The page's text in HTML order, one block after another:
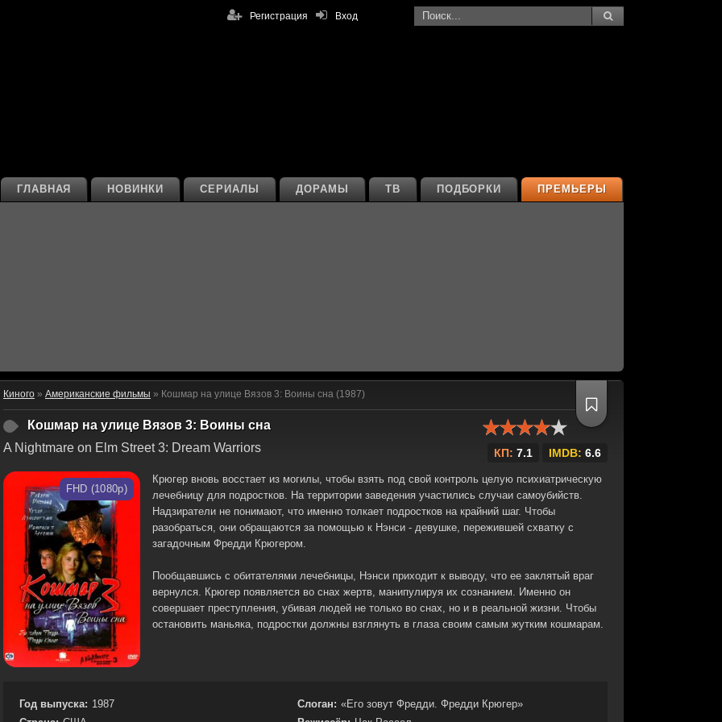
Вход
Регистрация
ПРЕМЬЕРЫ
ПОДБОРКИ
ТВ
ДОРАМЫ
СЕРИАЛЫ
НОВИНКИ
ГЛАВНАЯ
Киного » Американские фильмы » Кошмар на улице Вязов 3: Воины сна (1987)
Кошмар на улице Вязов 3: Воины сна
A Nightmare on Elm Street 3: Dream Warriors
КП: 7.1 IMDB: 6.6
FHD (1080p)
Крюгер вновь восстает из могилы, чтобы взять под свой контроль целую психиатрическую
лечебницу для подростков. На территории заведения участились случаи самоубийств.
Надзиратели не понимают, что именно толкает подростков на крайний шаг. Чтобы
разобраться, они обращаются за помощью к Нэнси - девушке, пережившей схватку с
загадочным Фредди Крюгером.
Пообщавшись с обитателями лечебницы, Нэнси приходит к выводу, что ее заклятый враг
вернулся. Крюгер появляется во снах жертв, манипулируя их сознанием. Именно он
совершает преступления, убивая людей не только во снах, но и в реальной жизни. Чтобы
остановить маньяка, подростки должны взглянуть в глаза своим самым жутким кошмарам.
Год выпуска: 1987
Слоган: «Его зовут Фредди. Фредди Крюгер»